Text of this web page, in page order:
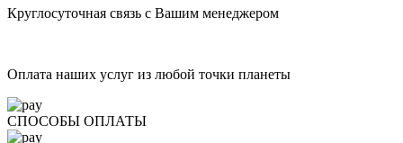
Круглосуточная связь с Вашим менеджером
Оплата наших услуг из любой точки планеты
СПОСОБЫ ОПЛАТЫ